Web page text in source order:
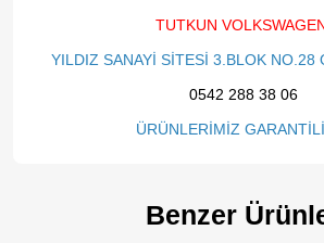
TUTKUN
YILDIZ SANAYİ SİTESİ 3.BLOK NO.28
0542 288 38 06
ÜRÜNLERİMİZ
Benzer